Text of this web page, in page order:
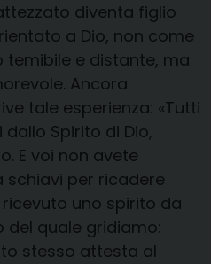
diventa figlio
a Dio, non come
temibile e distante, ma
Ancora
tale esperienza: «Tutti
Spirito di Dio,
E voi non avete
per ricadere
uno spirito da
del quale gridiamo:
stesso attesta al